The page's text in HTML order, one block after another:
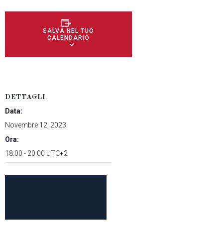
SALVA NEL TUO
CALENDARIO
DETTAGLI
Data:
Novembre 12, 2023
Ora:
18:00 - 20:00 UTC+2